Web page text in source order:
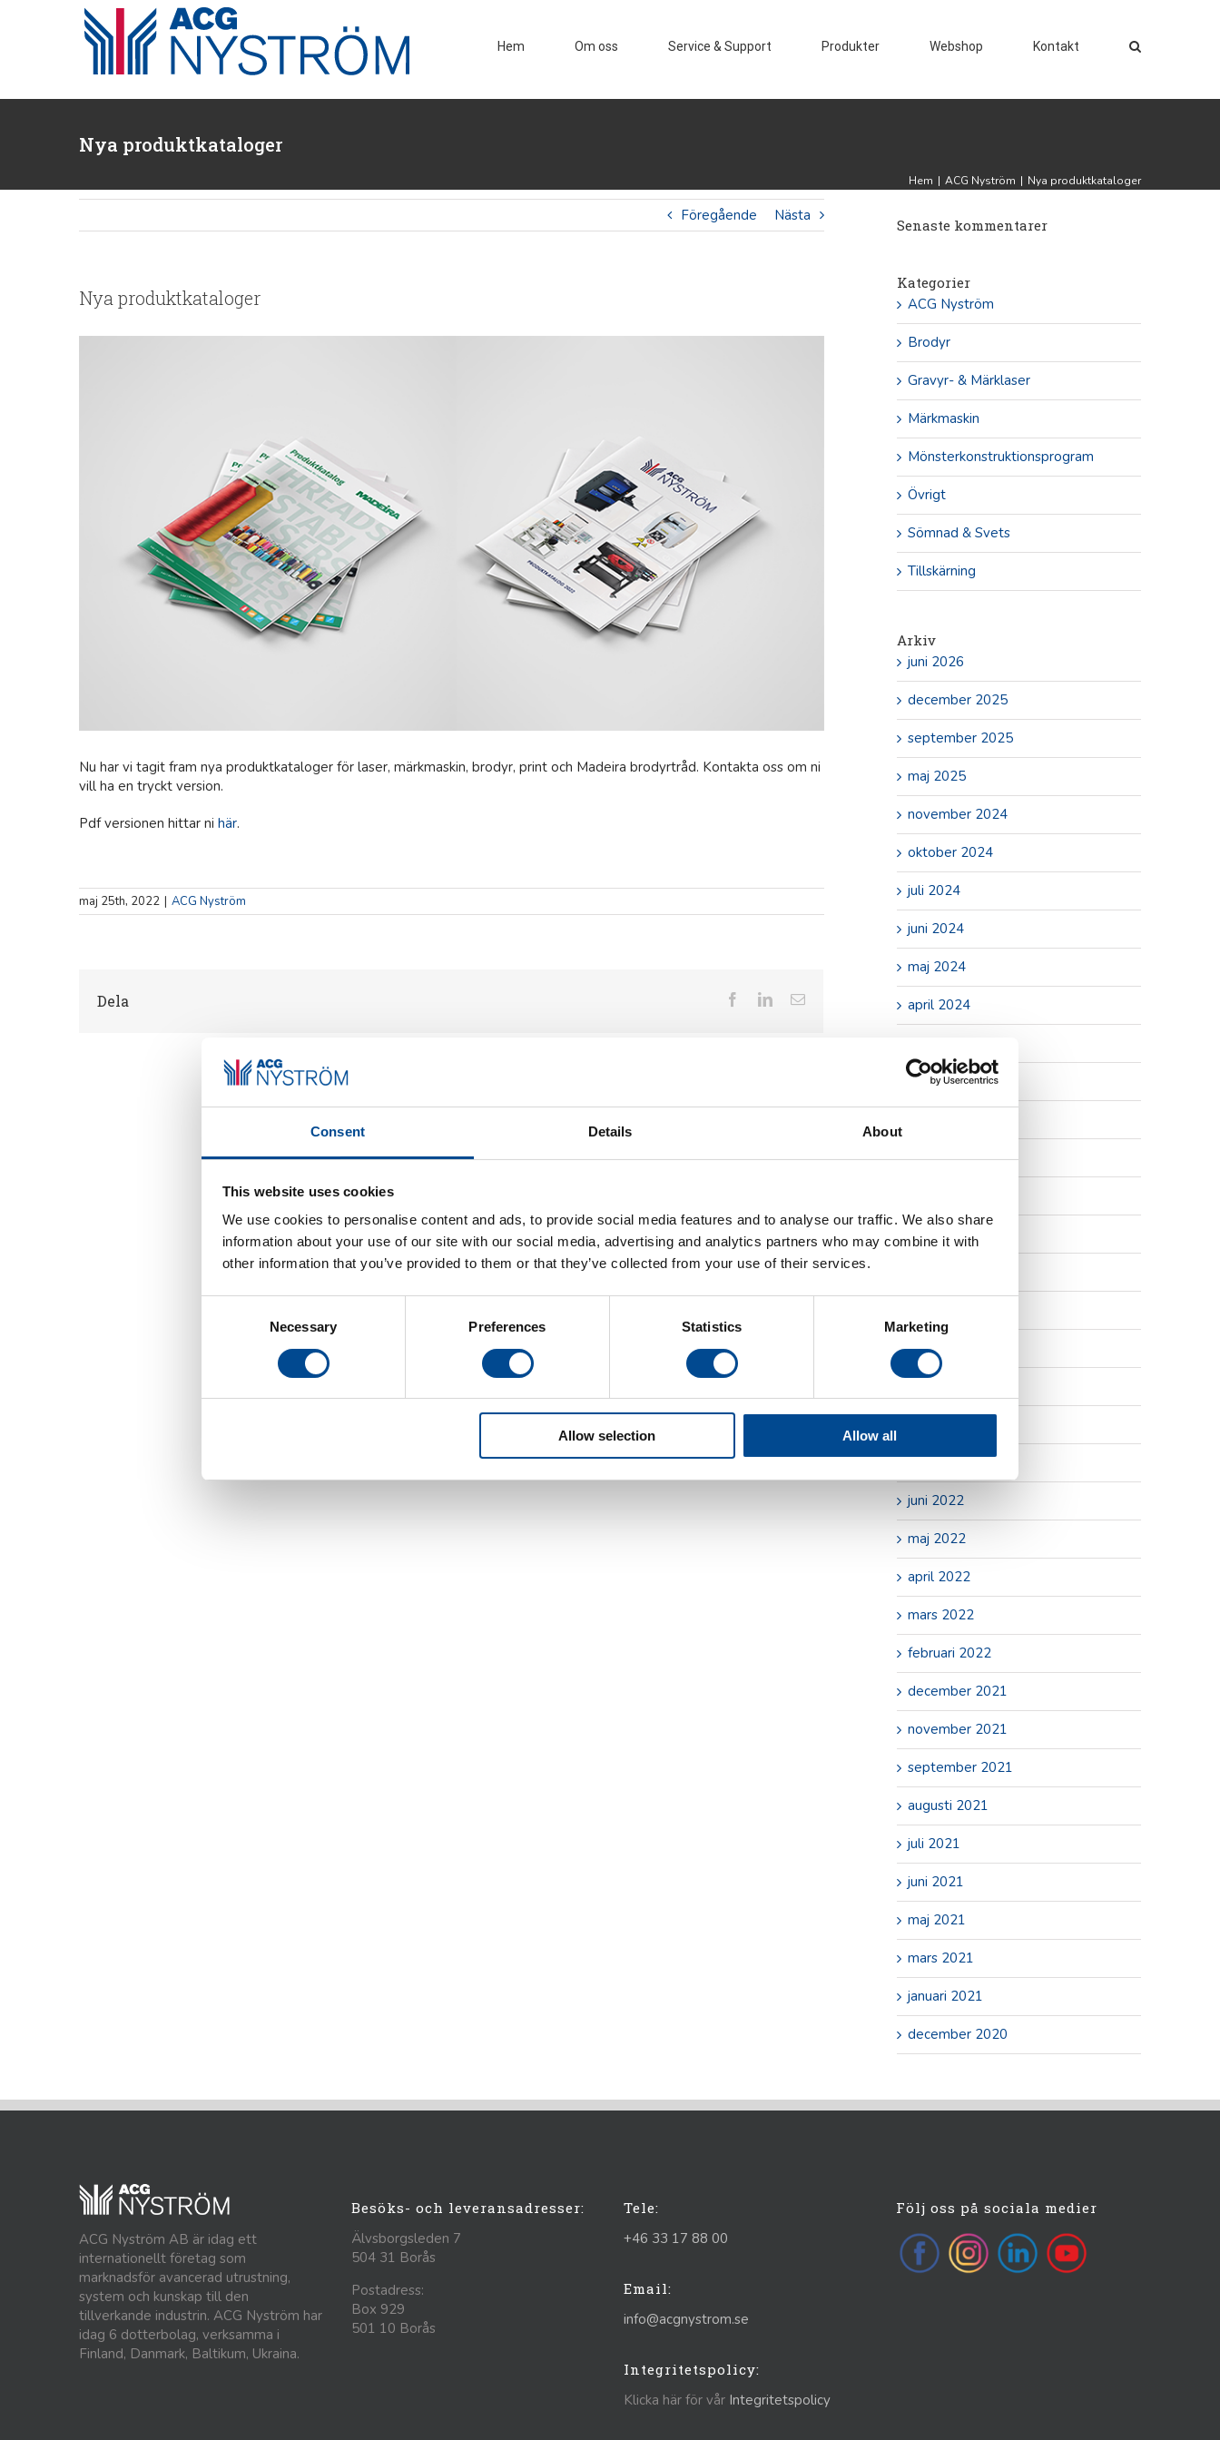
Consent Details About
This website uses cookies
We use cookies to personalise content and ads, to provide social media features and to analyse our traffic. We also share
information about your use of our site with our social media, advertising and analytics partners who may combine it with
other information that you’ve provided to them or that they’ve collected from your use of their services.
Necessary Preferences Statistics Marketing
Allow selection Allow all
Hem Om oss Service & Support Produkter Webshop Kontakt
Nya produktkataloger
Hem | ACG Nyström | Nya produktkataloger
Föregående Nästa
Nya produktkataloger
Nu har vi tagit fram nya produktkataloger för laser, märkmaskin, brodyr, print och Madeira brodyrtråd. Kontakta oss om ni
vill ha en tryckt version.
Pdf versionen hittar ni här.
maj 25th, 2022 | ACG Nyström
Dela FacebookLinkedIn
E-
Senaste kommentarer
Kategorier
ACG Nyström
Brodyr
Gravyr- & Märklaser
Märkmaskin
Mönsterkonstruktionsprogram
Övrigt
Sömnad & Svets
Tillskärning
Arkiv
juni 2026
december 2025
september 2025
maj 2025
november 2024
oktober 2024
juli 2024
juni 2024
maj 2024
april 2024
november 2023
september 2023
juni 2023
december 2022
augusti 2022
juni 2022
maj 2022
april 2022
mars 2022
februari 2022
december 2021
november 2021
september 2021
augusti 2021
juli 2021
juni 2021
maj 2021
mars 2021
januari 2021
december 2020
ACG Nyström AB är idag ett
internationellt företag som
marknadsför avancerad utrustning,
system och kunskap till den
tillverkande industrin. ACG Nyström har
idag 6 dotterbolag, verksamma i
Finland, Danmark, Baltikum, Ukraina.
Besöks- och leveransadresser:
Älvsborgsleden 7
504 31 Borås
Postadress:
Box 929
501 10 Borås
Tele:
+46 33 17 88 00
Email:
info@acgnystrom.se
Integritetspolicy:
Klicka här för vår Integritetspolicy
Följ oss på sociala medier